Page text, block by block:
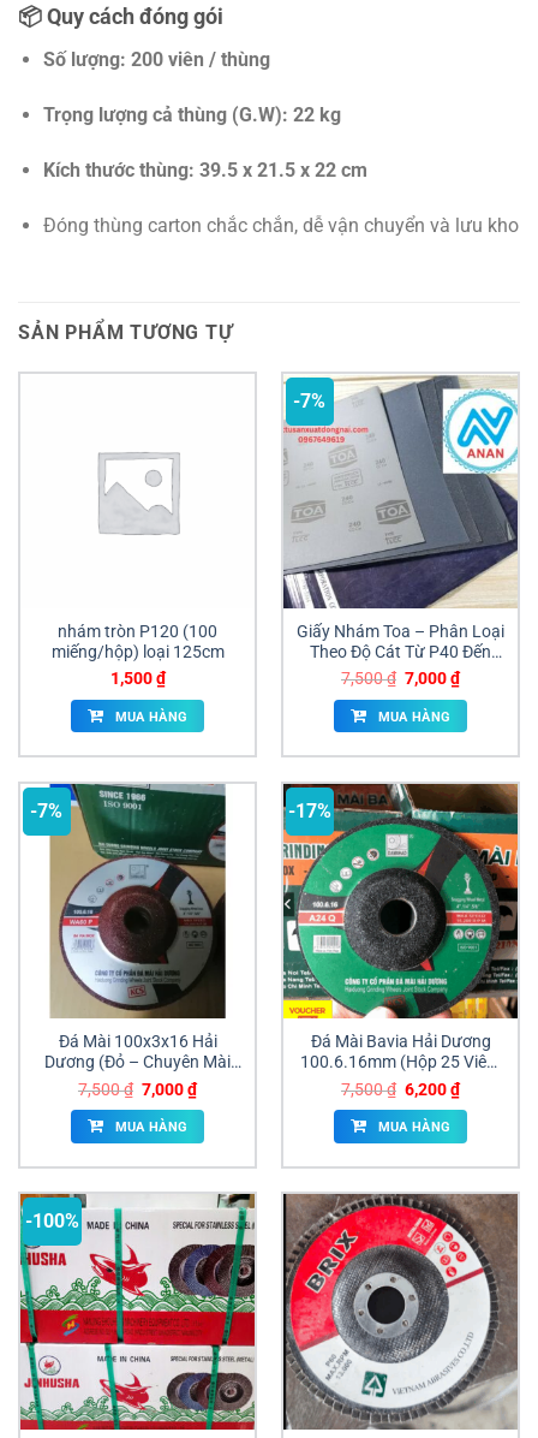
📦 Quy cách đóng gói
Số lượng: 200 viên / thùng
Trọng lượng cả thùng (G.W): 22 kg
Kích thước thùng: 39.5 x 21.5 x 22 cm
Đóng thùng carton chắc chắn, dễ vận chuyển và lưu kho
SẢN PHẨM TƯƠNG TỰ
nhám tròn P120 (100
miếng/hộp) loại 125cm
1,500₫
MUA HÀNG
-7%
Giấy Nhám Toa – Phân Loại
Theo Độ Cát Từ P40 Đến
P8000
7,500₫ Giá
gốc
là:
7,500 ₫.
7,000₫Giá
hiện
tại
là:
MUA HÀNG
-7%
Đá Mài 100x3x16 Hải
Dương (Đỏ – Chuyên Mài
Inox)
7,500₫ Giá
gốc
là:
7,500 ₫.
7,000₫Giá
hiện
tại
7,000 ₫.
MUA HÀNG
-17%
Đá Mài Bavia Hải Dương
100.6.16mm (Hộp 25 Viên)
đen
7,500₫ Giá
gốc
là:
7,500 ₫.
6,200₫Giá
hiện
tại
6,200 ₫.
MUA HÀNG
-100%